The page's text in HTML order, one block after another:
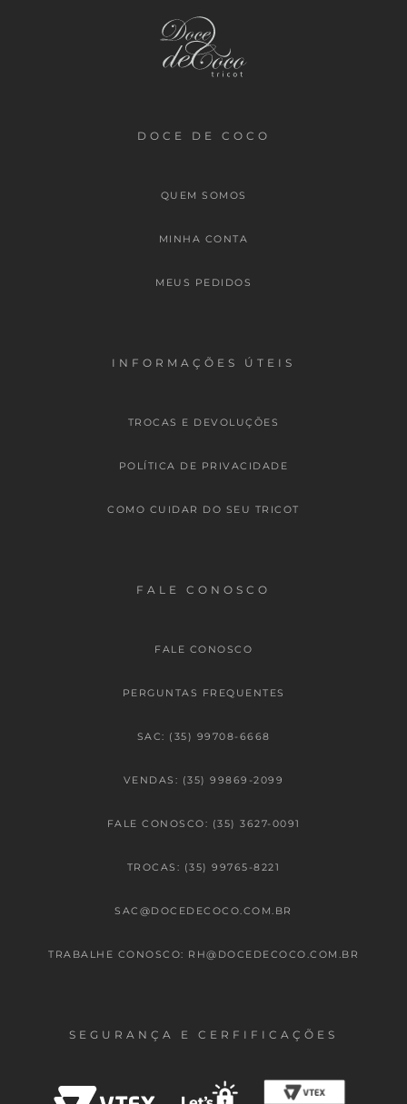
DOCE DE COCO
QUEM SOMOS
MINHA CONTA
MEUS PEDIDOS
INFORMAÇÕES ÚTEIS
TROCAS E DEVOLUÇÕES
POLÍTICA DE PRIVACIDADE
COMO CUIDAR DO SEU TRICOT
FALE CONOSCO
FALE CONOSCO
PERGUNTAS FREQUENTES
SAC: (35) 99708-6668
VENDAS: (35) 99869-2099
FALE CONOSCO: (35) 3627-0091
TROCAS: (35) 99765-8221
SAC@DOCEDECOCO.COM.BR
TRABALHE CONOSCO: RH@DOCEDECOCO.COM.BR
SEGURANÇA E CERFIFICAÇÕES